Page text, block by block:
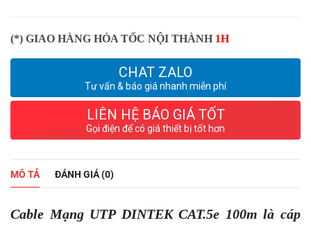
(*) GIAO HÀNG HỎA TỐC NỘI THÀNH 1H
CHAT ZALO
Tư vấn & báo giá nhanh miễn phí
LIÊN HỆ BÁO GIÁ TỐT
Gọi điện để có giá thiết bị tốt hơn
MÔ TẢ ĐÁNH GIÁ (0)
Cable Mạng UTP DINTEK CAT.5e 100m là cáp